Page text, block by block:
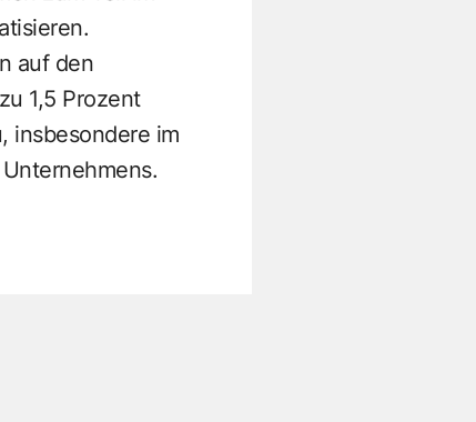
auf den
1,5 Prozent
insbesondere im